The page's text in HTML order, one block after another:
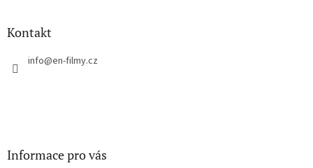
Kontakt
info@en-filmy.cz
Informace pro vás